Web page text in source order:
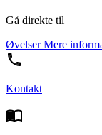
Gå direkte til
ØvelserMere
Kontakt